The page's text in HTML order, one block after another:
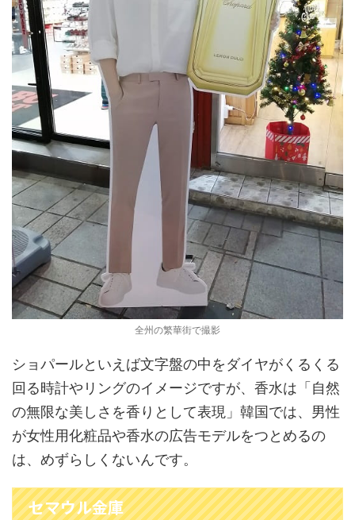
全州の繁華街で撮影
ショパールといえば文字盤の中をダイヤがくるくる
回る時計やリングのイメージですが、香水は「自然
の無限な美しさを香りとして表現」韓国では、男性
が女性用化粧品や香水の広告モデルをつとめるの
は、めずらしくないんです。
セマウル金庫